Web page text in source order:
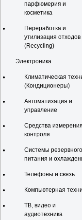
парфюмерия и
косметика
Переработка и
утилизация отходов
(Recycling)
Электроника
Климатическая
(Кондиционеры)
Автоматизация и
управление
Средства
контроля
Системы резервного
питания и
Телефоны и связь
Компьютерная
ТВ, видео и
аудиотехника